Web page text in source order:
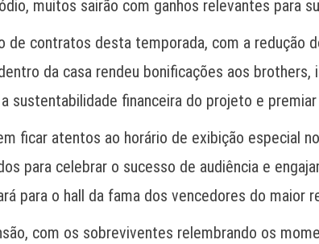
muitos sairão com ganhos relevantes para
contratos desta temporada, com a redução
da casa rendeu bonificações aos
sustentabilidade financeira do projeto e
ficar atentos ao horário de exibição especial
para celebrar o sucesso de audiência e
para o hall da fama dos vencedores do maior
com os sobreviventes relembrando os